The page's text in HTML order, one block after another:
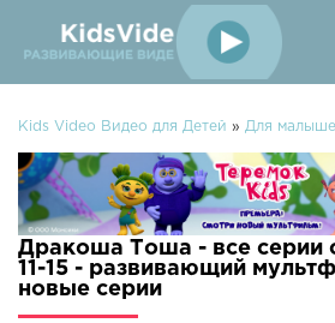
Kids Video Видео для Детей » Для
Дракоша Тоша - все серии
11-15 - развивающий
новые серии